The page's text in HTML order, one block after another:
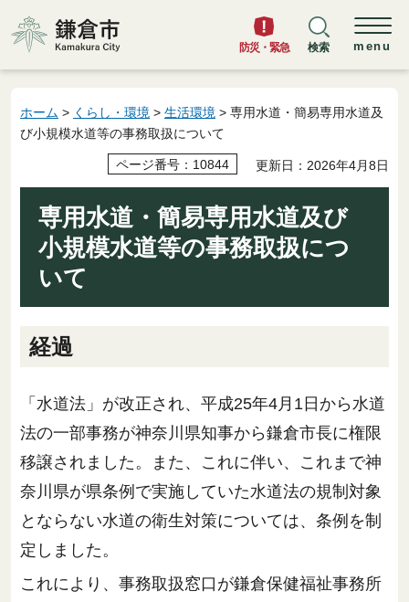
鎌倉市
防災・緊急 検索 menu
ホーム > くらし・環境 > 生活環境 > 専用水道・簡易専用水道及
び小規模水道等の事務取扱について
ページ番号：10844 更新日：2026年4月8日
専用水道・簡易専用水道及び
小規模水道等の事務取扱につ
いて
経過
「水道法」が改正され、平成25年4月1日から水道
法の一部事務が神奈川県知事から鎌倉市長に権限
移譲されました。また、これに伴い、これまで神
奈川県が県条例で実施していた水道法の規制対象
とならない水道の衛生対策については、条例を制
定しました。
これにより、事務取扱窓口が鎌倉保健福祉事務所